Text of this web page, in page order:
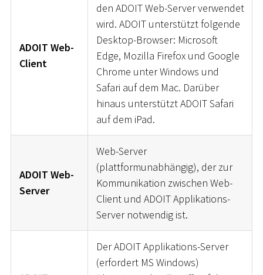
ADOIT Web-
Client
den ADOIT Web-Server verwendet
wird. ADOIT unterstützt folgende
Desktop-Browser: Microsoft
Edge, Mozilla Firefox und Google
Chrome unter Windows und
Safari auf dem Mac. Darüber
hinaus unterstützt ADOIT Safari
auf dem iPad.
ADOIT Web-
Server
Web-Server
(plattformunabhängig), der zur
Kommunikation zwischen Web-
Client und ADOIT Applikations-
Server notwendig ist.
Der ADOIT Applikations-Server
(erfordert MS Windows)